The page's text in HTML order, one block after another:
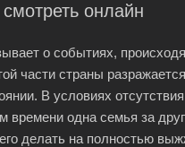
онлайн
о событиях,
части страны
В условиях
времени одна семья за
делать на полностью